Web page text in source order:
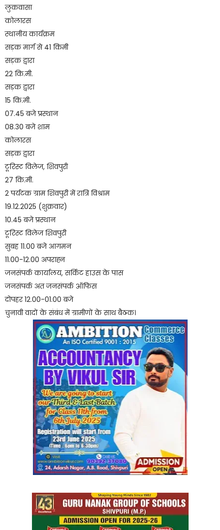
लुकवासा
कोलारस
स्थानीय कार्यक्रम
सड़क मार्ग से 41 किमी
सड़क द्वारा
22 कि.मी.
सड़क द्वारा
15 कि.मी.
07.45 बजे प्रस्थान
08.30 बजे शाम
कोलारस
सड़क द्वारा
टूरिस्ट विलेज, शिवपुरी
27 कि.मी.
2 पर्यटक ग्राम शिवपुरी में रात्रि विश्राम
19.12.2025 (शुक्रवार)
10.45 बजे प्रस्थान
टूरिस्ट विलेज शिवपुरी
सुबह 11.00 बजे आगमन
11.00-12.00 अपराह्न
जनसंपर्क कार्यालय, सर्किट हाउस के पास
जनसंपर्क अत जनसंपर्क ऑफिस
दोपहर 12.00-01.00 बजे
चुनावी वादों के संबंध में ग्रामीणों के साथ बैठक।